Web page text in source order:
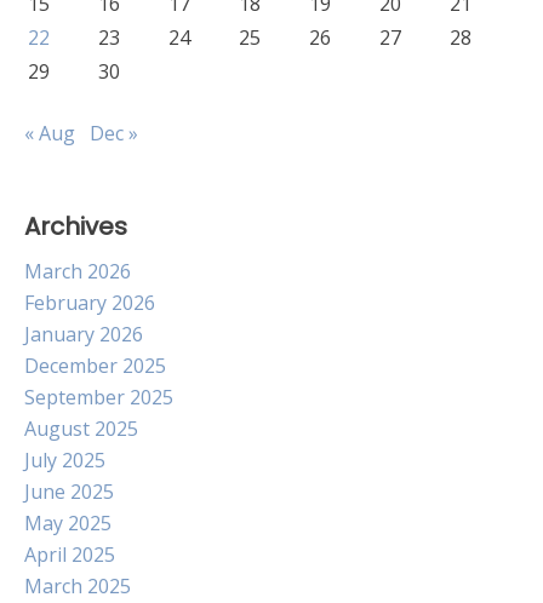
22
23 24 25 26 27
28
29
30
« Aug Dec »
Archives
March 2026
February 2026
January 2026
December 2025
September 2025
August 2025
July 2025
June 2025
May 2025
April 2025
March 2025